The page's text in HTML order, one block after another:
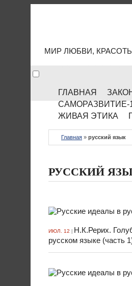
МИР ЛЮБВИ,
ГЛАВНАЯ
САМОРАЗВИТИЕ-
ЖИВАЯ ЭТИКА
Главная » русский язык
РУССКИЙ
ИЮЛ. 12
Н.К.Рерих.
русском языке